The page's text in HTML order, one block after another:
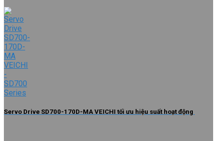
Servo Drive SD700-170D-MA VEICHI tối ưu hiệu suất hoạt động